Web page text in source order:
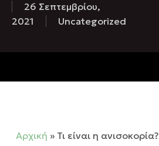
26 Σεπτεμβρίου,
2021
Uncategorized
Αρχική » Τι είναι η ανισοκορία?